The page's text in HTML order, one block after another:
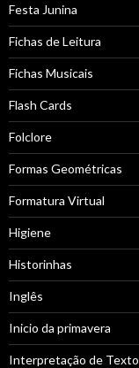
Festa Junina
Fichas de Leitura
Fichas Musicais
Flash Cards
Folclore
Formas Geométricas
Formatura Virtual
Higiene
Historinhas
Inglês
Inicio da primavera
Interpretação de Texto